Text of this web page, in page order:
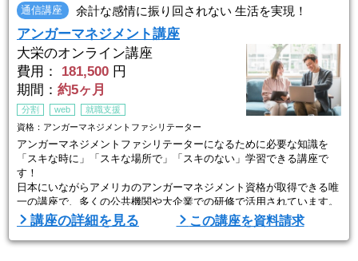
2007年にソフト ...
通信講座 余計な感情に振り回されない 生活を実現！
アンガーマネジメント講座
大栄のオンライン講座
費用：
181,500 円
期間： 約5ヶ月
分割 web
就職支援
資格：アンガーマネジメントファシリテーター
アンガーマネジメントファシリテーターになるために必要な知識を
「スキな時に」「スキな場所で」「スキのない」学習できる講座で
す！
日本にいながらアメリカのアンガーマネジメント資格が取得できる唯
一の講座で、多くの公共機関や大企業での研修で活用されています。
講座の詳細を見る この講座を資料請求